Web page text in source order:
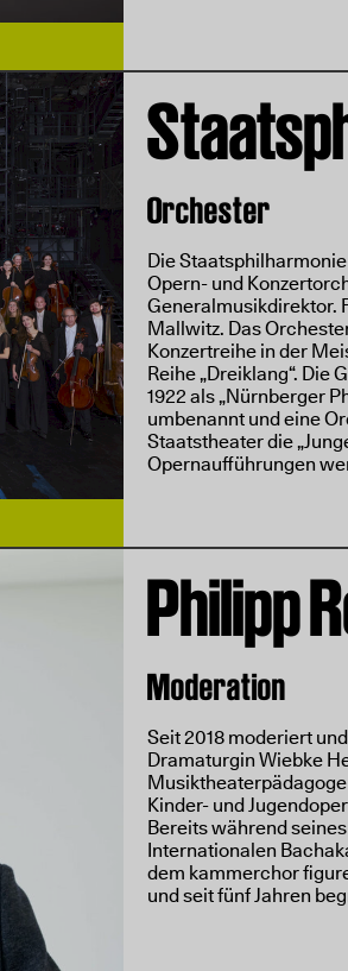
Orchester
Die
Opern- und
Generalmusikdirektor.
Mallwitz. Das
Konzertreihe in der
Reihe „Dreiklang“.
1922 als „Nürnberger
umbenannt und eine
Staatstheater die
Opernaufführungen
Philipp
Moderation
Seit 2018 moderiert
Dramaturgin Wiebke
Kinder- und
Bereits während
Internationalen
dem kammerchor
und seit fünf Jahren